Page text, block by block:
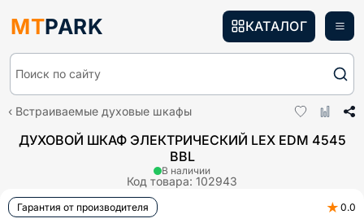
MTPARK
Поиск по сайту
КАТАЛОГ
Встраиваемые духовые шкафы
ДУХОВОЙ ШКАФ ЭЛЕКТРИЧЕСКИЙ LEX EDM 4545
BBL
Код товара: 102943
В наличии
Гарантия от производителя ★ 0.0